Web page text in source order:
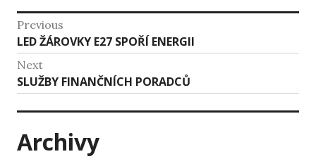
Navigace
pro
příspěvek
Previous
Previous
post:
LED ŽÁROVKY E27 SPOŘÍ ENERGII
Next
Next
post:
SLUŽBY FINANČNÍCH PORADCŮ
Archivy